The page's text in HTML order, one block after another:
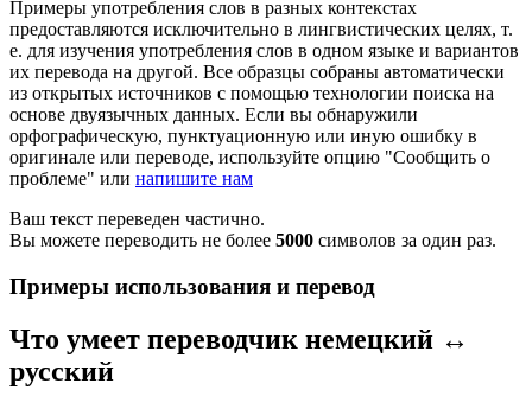
Примеры употребления слов в разных контекстах
предоставляются исключительно в лингвистических целях, т.
е. для изучения употребления слов в одном языке и вариантов
их перевода на другой. Все образцы собраны автоматически
из открытых источников с помощью технологии поиска на
основе двуязычных данных. Если вы обнаружили
орфографическую, пунктуационную или иную ошибку в
оригинале или переводе, используйте опцию "Сообщить о
проблеме" или напишите нам
Ваш текст переведен частично.
Вы можете переводить не более 5000 символов за один раз.
Примеры использования и перевод
Что умеет переводчик немецкий ↔
русский